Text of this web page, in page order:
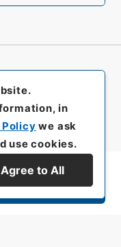
in
we ask
use cookies.
Agree to All